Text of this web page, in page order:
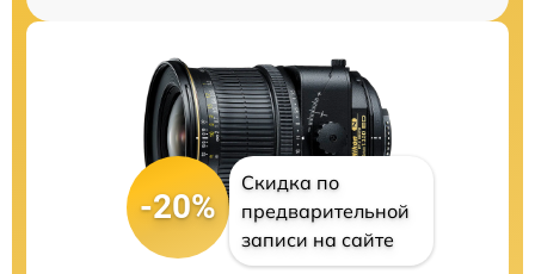
-20%
Скидка по
предварительной
записи на сайте